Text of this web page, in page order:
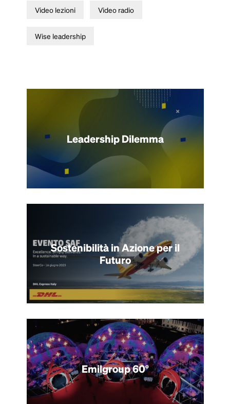
Video lezioni Video radio
Wise leadership
Leadership Dilemma
Sostenibilità in Azione per il
Futuro
Emilgroup 60°